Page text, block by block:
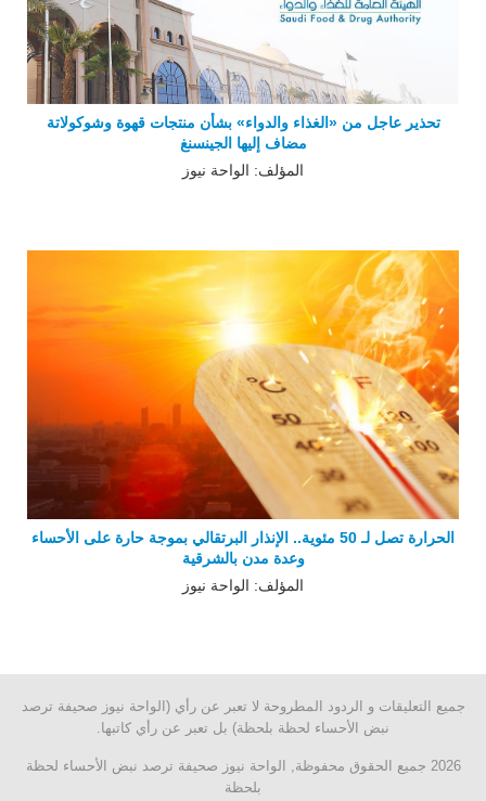
تحذير عاجل من «الغذاء والدواء» بشأن منتجات قهوة وشوكولاتة
مضاف إليها الجينسنغ
المؤلف: الواحة نيوز
الحرارة تصل لـ 50 مئوية.. الإنذار البرتقالي بموجة حارة على الأحساء
وعدة مدن بالشرقية
المؤلف: الواحة نيوز
جميع التعليقات و الردود المطروحة لا تعبر عن رأي (الواحة نيوز صحيفة ترصد
نبض الأحساء لحظة بلحظة) بل تعبر عن رأي كاتبها.
2026 جميع الحقوق محفوظة, الواحة نيوز صحيفة ترصد نبض الأحساء لحظة
بلحظة